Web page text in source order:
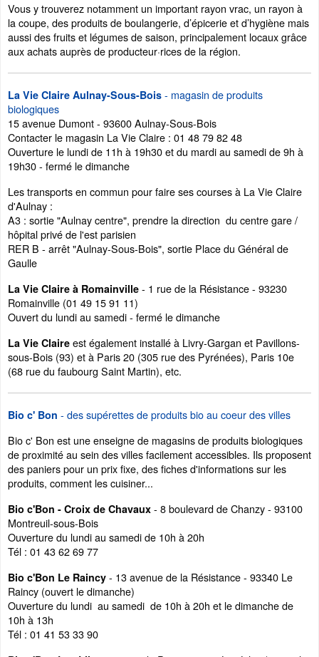
Vous y trouverez notamment un important rayon vrac, un rayon à
la coupe, des produits de boulangerie, d’épicerie et d’hygiène mais
aussi des fruits et légumes de saison, principalement locaux grâce
aux achats auprès de producteur·rices de la région.
La Vie Claire Aulnay-Sous-Bois - magasin de produits
biologiques
15 avenue Dumont - 93600 Aulnay-Sous-Bois
Contacter le magasin La Vie Claire : 01 48 79 82 48
Ouverture le lundi de 11h à 19h30 et du mardi au samedi de 9h à
19h30 - fermé le dimanche
Les transports en commun pour faire ses courses à La Vie Claire
d'Aulnay :
A3 : sortie "Aulnay centre", prendre la direction du centre gare /
hôpital privé de l'est parisien
RER B - arrêt "Aulnay-Sous-Bois", sortie Place du Général de
Gaulle
La Vie Claire à Romainville - 1 rue de la Résistance - 93230
Romainville (01 49 15 91 11)
Ouvert du lundi au samedi - fermé le dimanche
La Vie Claire est également installé à Livry-Gargan et Pavillons-
sous-Bois (93) et à Paris 20 (305 rue des Pyrénées), Paris 10e
(68 rue du faubourg Saint Martin), etc.
Bio c' Bon - des supérettes de produits bio au coeur des villes
Bio c' Bon est une enseigne de magasins de produits biologiques
de proximité au sein des villes facilement accessibles. Ils proposent
des paniers pour un prix fixe, des fiches d'informations sur les
produits, comment les cuisiner...
Bio c'Bon - Croix de Chavaux - 8 boulevard de Chanzy - 93100
Montreuil-sous-Bois
Ouverture du lundi au samedi de 10h à 20h
Tél : 01 43 62 69 77
Bio c'Bon Le Raincy - 13 avenue de la Résistance - 93340 Le
Raincy (ouvert le dimanche)
Ouverture du lundi au samedi de 10h à 20h et le dimanche de
10h à 13h
Tél : 01 41 53 33 90